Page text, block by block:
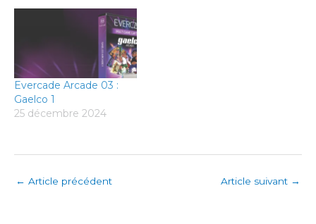
Evercade Arcade 03 :
Gaelco 1
25 décembre 2024
← Article précédent Article suivant →